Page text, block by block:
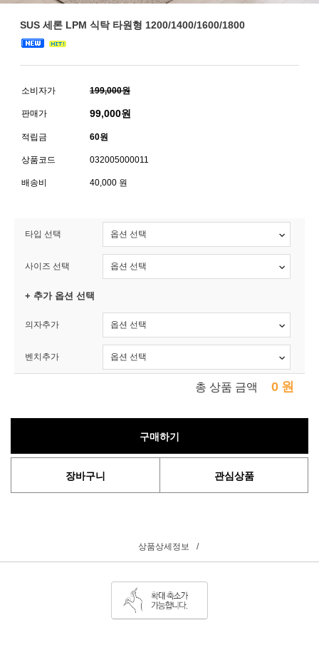
SUS 세론 LPM 식탁 타원형 1200/1400/1600/1800
소비자가 199,000원
판매가 99,000원
적립금 60원
상품코드 032005000011
배송비 40,000 원
타입 선택
사이즈 선택
+ 추가 옵션 선택
의자추가
벤치추가
총 상품 금액 0 원
구매하기
장바구니 관심상품
상품상세정보